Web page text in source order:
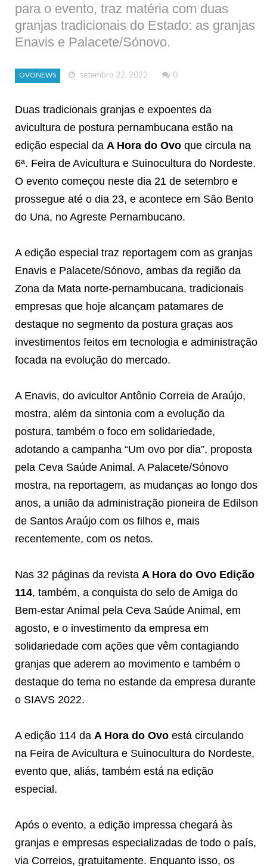
para o evento, traz matéria com duas
granjas tradicionais do Estado: as granjas
Enavis e Palacete/Sónovo.
OVONEWS setembro 22, 2022 0
Duas tradicionais granjas e expoentes da
avicultura de postura pernambucana estão na
edição especial da A Hora do Ovo que circula na
6ª. Feira de Avicultura e Suinocultura do Nordeste.
O evento começou neste dia 21 de setembro e
prossegue até o dia 23, e acontece em São Bento
do Una, no Agreste Pernambucano.
A edição especial traz reportagem com as granjas
Enavis e Palacete/Sónovo, ambas da região da
Zona da Mata norte-pernambucana, tradicionais
empresas que hoje alcançam patamares de
destaque no segmento da postura graças aos
investimentos feitos em tecnologia e administração
focada na evolução do mercado.
A Enavis, do avicultor Antônio Correia de Araújo,
mostra, além da sintonia com a evolução da
postura, também o foco em solidariedade,
adotando a campanha “Um ovo por dia”, proposta
pela Ceva Saúde Animal. A Palacete/Sónovo
mostra, na reportagem, as mudanças ao longo dos
anos, a união da administração pioneira de Edilson
de Santos Araújo com os filhos e, mais
recentemente, com os netos.
Nas 32 páginas da revista A Hora do Ovo Edição
114, também, a conquista do selo de Amiga do
Bem-estar Animal pela Ceva Saúde Animal, em
agosto, e o investimento da empresa em
solidariedade com ações que vêm contagiando
granjas que aderem ao movimento e também o
destaque do tema no estande da empresa durante
o SIAVS 2022.
A edição 114 da A Hora do Ovo está circulando
na Feira de Avicultura e Suinocultura do Nordeste,
evento que, aliás, também está na edição
especial.
Após o evento, a edição impressa chegará às
granjas e empresas especializadas de todo o país,
via Correios, gratuitamente. Enquanto isso, os